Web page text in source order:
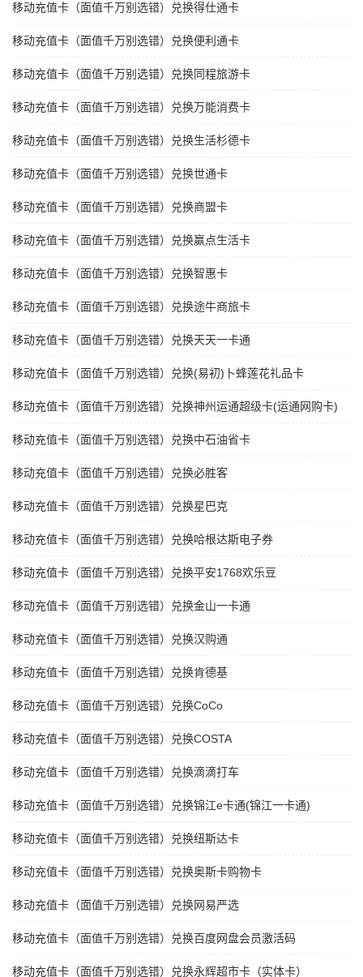
移动充值卡（面值千万别选错）兑换得仕通卡
移动充值卡（面值千万别选错）兑换便利通卡
移动充值卡（面值千万别选错）兑换同程旅游卡
移动充值卡（面值千万别选错）兑换万能消费卡
移动充值卡（面值千万别选错）兑换生活杉德卡
移动充值卡（面值千万别选错）兑换世通卡
移动充值卡（面值千万别选错）兑换商盟卡
移动充值卡（面值千万别选错）兑换赢点生活卡
移动充值卡（面值千万别选错）兑换智惠卡
移动充值卡（面值千万别选错）兑换途牛商旅卡
移动充值卡（面值千万别选错）兑换天天一卡通
移动充值卡（面值千万别选错）兑换(易初)卜蜂莲花礼品卡
移动充值卡（面值千万别选错）兑换神州运通超级卡(运通网购卡)
移动充值卡（面值千万别选错）兑换中石油省卡
移动充值卡（面值千万别选错）兑换必胜客
移动充值卡（面值千万别选错）兑换星巴克
移动充值卡（面值千万别选错）兑换哈根达斯电子券
移动充值卡（面值千万别选错）兑换平安1768欢乐豆
移动充值卡（面值千万别选错）兑换金山一卡通
移动充值卡（面值千万别选错）兑换汉购通
移动充值卡（面值千万别选错）兑换肯德基
移动充值卡（面值千万别选错）兑换CoCo
移动充值卡（面值千万别选错）兑换COSTA
移动充值卡（面值千万别选错）兑换滴滴打车
移动充值卡（面值千万别选错）兑换锦江e卡通(锦江一卡通)
移动充值卡（面值千万别选错）兑换纽斯达卡
移动充值卡（面值千万别选错）兑换奥斯卡购物卡
移动充值卡（面值千万别选错）兑换网易严选
移动充值卡（面值千万别选错）兑换百度网盘会员激活码
移动充值卡（面值千万别选错）兑换永辉超市卡（实体卡）